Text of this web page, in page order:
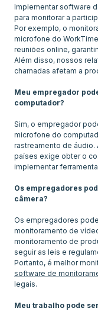
Implementar software
para monitorar a
Por exemplo, o
microfone do
reuniões online,
Além disso, nossos
chamadas afetam a
Meu empregador
computador?
Sim, o empregador
microfone do
rastreamento de áudio.
países exige obter o
implementar
Os empregadores
câmera?
Os empregadores
monitoramento de
monitoramento de
seguir as leis e
Portanto, é melhor
software de
legais.
Meu trabalho pode